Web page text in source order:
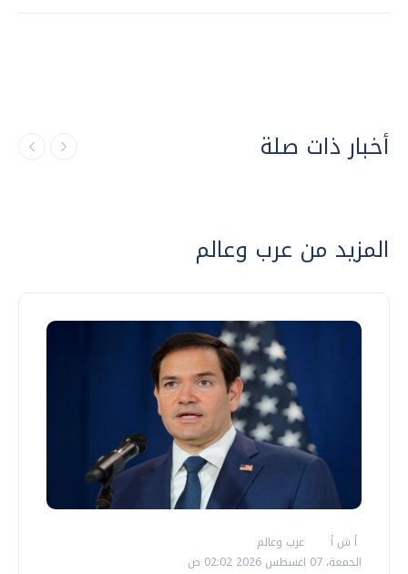
أخبار ذات صلة
المزيد من عرب وعالم
أ ش أ
عرب وعالم
الجمعة، 07 اغسطس 2026 02:02 ص